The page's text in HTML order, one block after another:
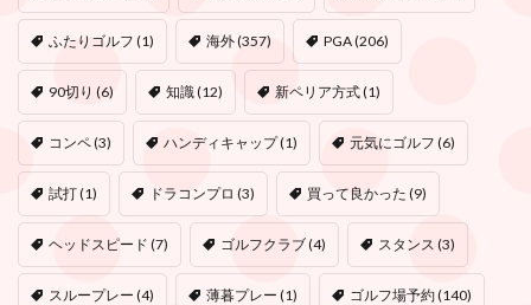
ふたりゴルフ (1) 海外(357) PGA(206)
90切り (6) 知識(12) 新ペリア方式(1)
コンペ(3) ハンディキャップ(1) 元気にゴルフ (6)
試打(1) ドラコンプロ (3) 買って良かった (9)
ヘッドスピード (7) ゴルフクラブ(4) スタンス (3)
スループレー (4) 薄暮プレー (1) ゴルフ場予約(140)